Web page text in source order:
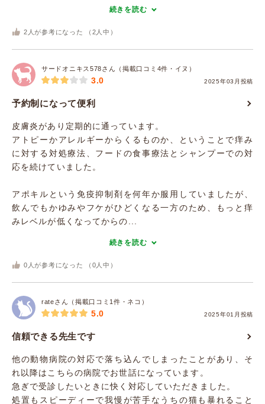
続きを読む
2 人が参考になった （ 2 人中）
サードオニキス578さん（掲載口コミ4件・イヌ）
2025年03月投稿
3.0
予約制になって便利
皮膚炎があり定期的に通っています。
アトピーかアレルギーからくるものか、ということで痒み
に対する対処療法、フードの食事療法とシャンプーでの対
応を続けていました。
アポキルという免疫抑制剤を何年か服用していましたが、
飲んでもかゆみやフケがひどくなる一方のため、もっと痒
みレベルが低くなってからの...
続きを読む
0 人が参考になった （ 0 人中）
rateさん（掲載口コミ1件・ネコ）
2025年01月投稿
5.0
信頼できる先生です
他の動物病院の対応で落ち込んでしまったことがあり、そ
れ以降はこちらの病院でお世話になっています。
急ぎで受診したいときに快く対応していただきました。
処置もスピーディーで我慢が苦手なうちの猫も暴れること